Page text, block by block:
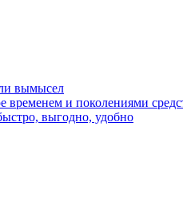
вымысел
временем и поколениями
выгодно, удобно